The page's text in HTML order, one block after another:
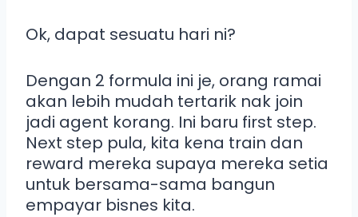
Ok, dapat sesuatu hari ni?
Dengan 2 formula ini je, orang ramai
akan lebih mudah tertarik nak join
jadi agent korang. Ini baru first step.
Next step pula, kita kena train dan
reward mereka supaya mereka setia
untuk bersama-sama bangun
empayar bisnes kita.